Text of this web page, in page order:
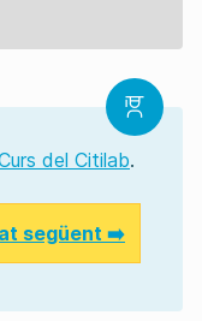
del Citilab.
següent ➡️